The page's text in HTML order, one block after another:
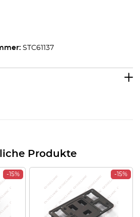
STC61137
Produkte
-15% -15%